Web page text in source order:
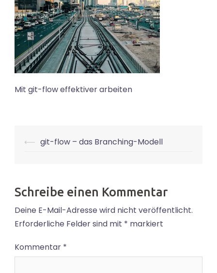
Mit git-flow effektiver arbeiten
Post
⟵ git-flow – das Branching-Modell
Schreibe einen Kommentar
Deine E-Mail-Adresse wird nicht veröffentlicht.
Erforderliche Felder sind mit * markiert
Kommentar *